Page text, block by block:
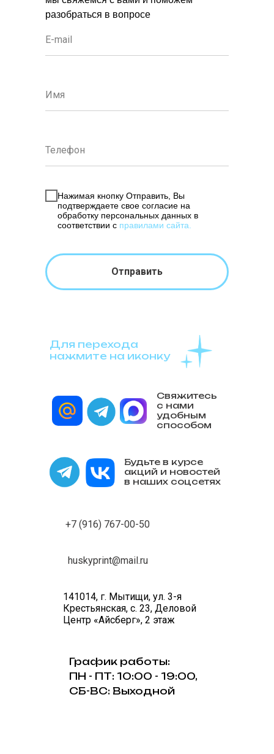
Нажимая кнопку Отправить, Вы
подтверждаете свое согласие на
обработку персональных данных в
соответствии с правилами сайта
Отправить
разобраться в вопросе
Свяжитесь
с нами
удобным
способом
Будьте в курсе
акций и новостей
в наших соцсетях
Для перехода
нажмите на иконку
+7 (916) 767-00-50
huskyprint@mail.ru
141014, г. Мытищи, ул. 3-я
Крестьянская, с. 23, Деловой
Центр «Айсберг», 2 этаж
График работы:
ПН - ПТ: 10:00 - 19:00,
СБ-ВС: Выходной